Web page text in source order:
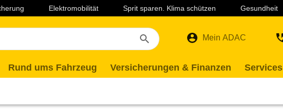
Elektromobilität Sprit sparen. Klima schützen Gesundheit
Mein ADAC
Rund ums Fahrzeug Versicherungen & Finanzen Services